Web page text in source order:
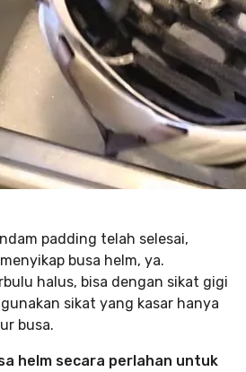
padding telah selesai,
busa helm, ya.
halus, bisa dengan sikat gigi
sikat yang kasar hanya
busa.
helm secara perlahan untuk